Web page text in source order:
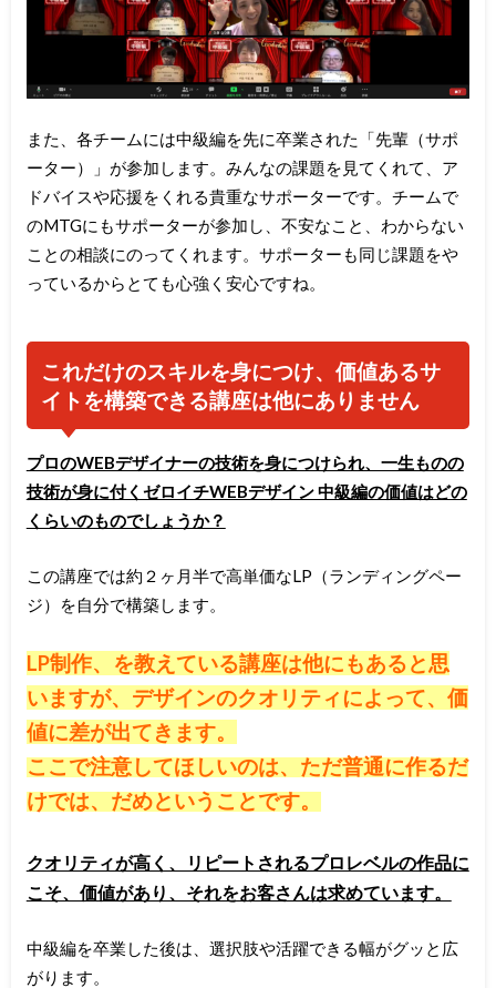
また、各チームには中級編を先に卒業された「先輩（サポ
ーター）」が参加します。みんなの課題を見てくれて、ア
ドバイスや応援をくれる貴重なサポーターです。チームで
のMTGにもサポーターが参加し、不安なこと、わからない
ことの相談にのってくれます。サポーターも同じ課題をや
っているからとても心強く安心ですね。
これだけのスキルを身につけ、価値あるサ
イトを構築できる講座は他にありません
プロのWEBデザイナーの技術を身につけられ、一生ものの
技術が身に付くゼロイチWEBデザイン 中級編の価値はどの
くらいのものでしょうか？
この講座では約２ヶ月半で高単価なLP（ランディングペー
ジ）を自分で構築します。
LP制作、を教えている講座は他にもあると思
いますが、デザインのクオリティによって、価
値に差が出てきます。
ここで注意してほしいのは、ただ普通に作るだ
けでは、だめということです。
クオリティが高く、リピートされるプロレベルの作品に
こそ、価値があり、それをお客さんは求めています。
中級編を卒業した後は、選択肢や活躍できる幅がグッと広
がります。